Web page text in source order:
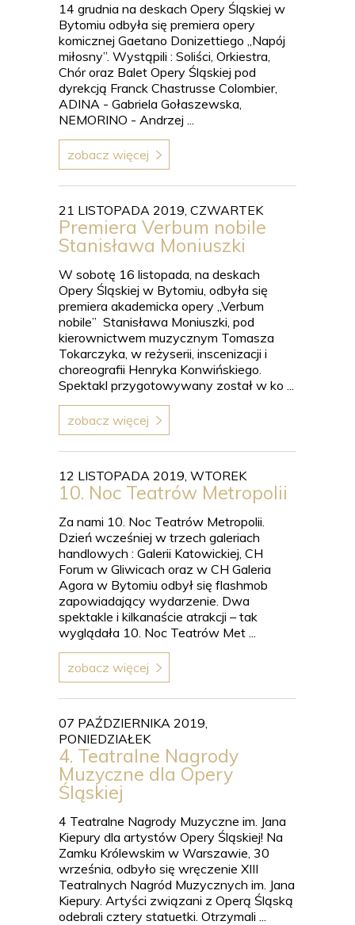
14 grudnia na deskach Opery Śląskiej w
Bytomiu odbyła się premiera opery
komicznej Gaetano Donizettiego „Napój
miłosny”. Wystąpili : Soliści, Orkiestra,
Chór oraz Balet Opery Śląskiej pod
dyrekcją Franck Chastrusse Colombier,
ADINA - Gabriela Gołaszewska,
NEMORINO - Andrzej ...
zobacz więcej
21 LISTOPADA 2019, CZWARTEK
Premiera Verbum nobile
Stanisława Moniuszki
W sobotę 16 listopada, na deskach
Opery Śląskiej w Bytomiu, odbyła się
premiera akademicka opery „Verbum
nobile” Stanisława Moniuszki, pod
kierownictwem muzycznym Tomasza
Tokarczyka, w reżyserii, inscenizacji i
choreografii Henryka Konwińskiego.
Spektakl przygotowywany został w ko ...
zobacz więcej
12 LISTOPADA 2019, WTOREK
10. Noc Teatrów Metropolii
Za nami 10. Noc Teatrów Metropolii.
Dzień wcześniej w trzech galeriach
handlowych : Galerii Katowickiej, CH
Forum w Gliwicach oraz w CH Galeria
Agora w Bytomiu odbył się flashmob
zapowiadający wydarzenie. Dwa
spektakle i kilkanaście atrakcji – tak
wyglądała 10. Noc Teatrów Met ...
zobacz więcej
07 PAŹDZIERNIKA 2019,
PONIEDZIAŁEK
4. Teatralne Nagrody
Muzyczne dla Opery
Śląskiej
4 Teatralne Nagrody Muzyczne im. Jana
Kiepury dla artystów Opery Śląskiej! Na
Zamku Królewskim w Warszawie, 30
września, odbyło się wręczenie XIII
Teatralnych Nagród Muzycznych im. Jana
Kiepury. Artyści związani z Operą Śląską
odebrali cztery statuetki. Otrzymali ...